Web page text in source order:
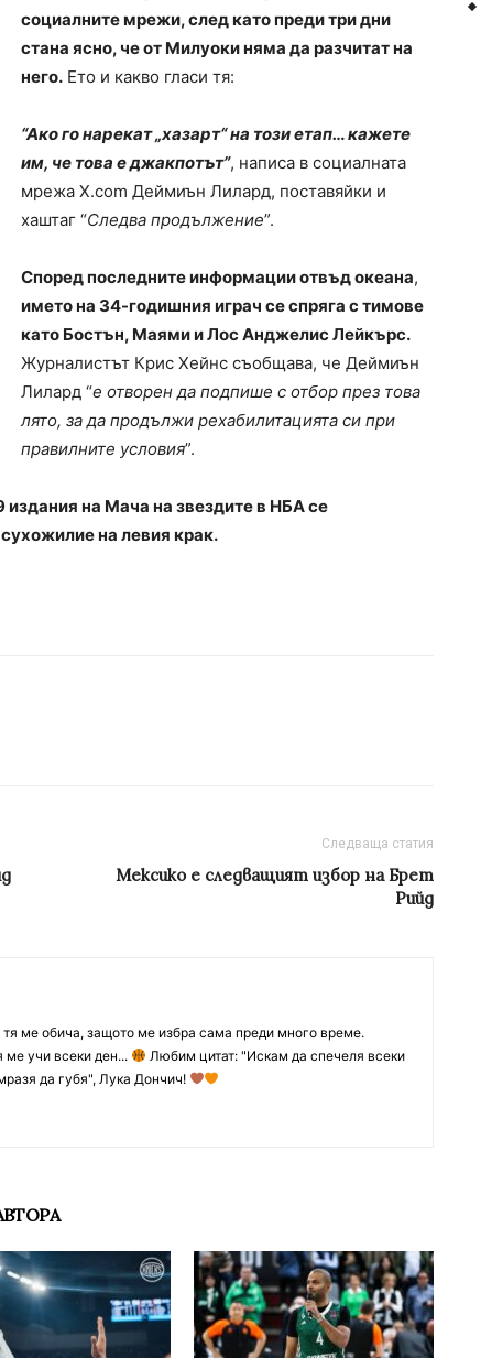
социалните мрежи, след като преди три дни
стана ясно, че от Милуоки няма да разчитат на
него. Ето и какво гласи тя:
“Ако го нарекат „хазарт“ на този етап… кажете
им, че това е джакпотът”, написа в социалната
мрежа X.com Деймиън Лилард, поставяйки и
хаштаг “Следва продължение”.
Според последните информации отвъд океана,
името на 34-годишния играч се спряга с тимове
като Бостън, Маями и Лос Анджелис Лейкърс.
Журналистът Крис Хейнс съобщава, че Деймиън
Лилард “е отворен да подпише с отбор през това
лято, за да продължи рехабилитацията си при
правилните условия”.
издания на Мача на звездите в НБА се
на левия крак.
Следваща статия
Мексико е следващият избор на Брет
Рийд
ме обича, защото ме избра сама преди много време.
ме учи всеки ден...
Любим цитат: "Искам да спечеля всеки
да губя", Лука Дончич!